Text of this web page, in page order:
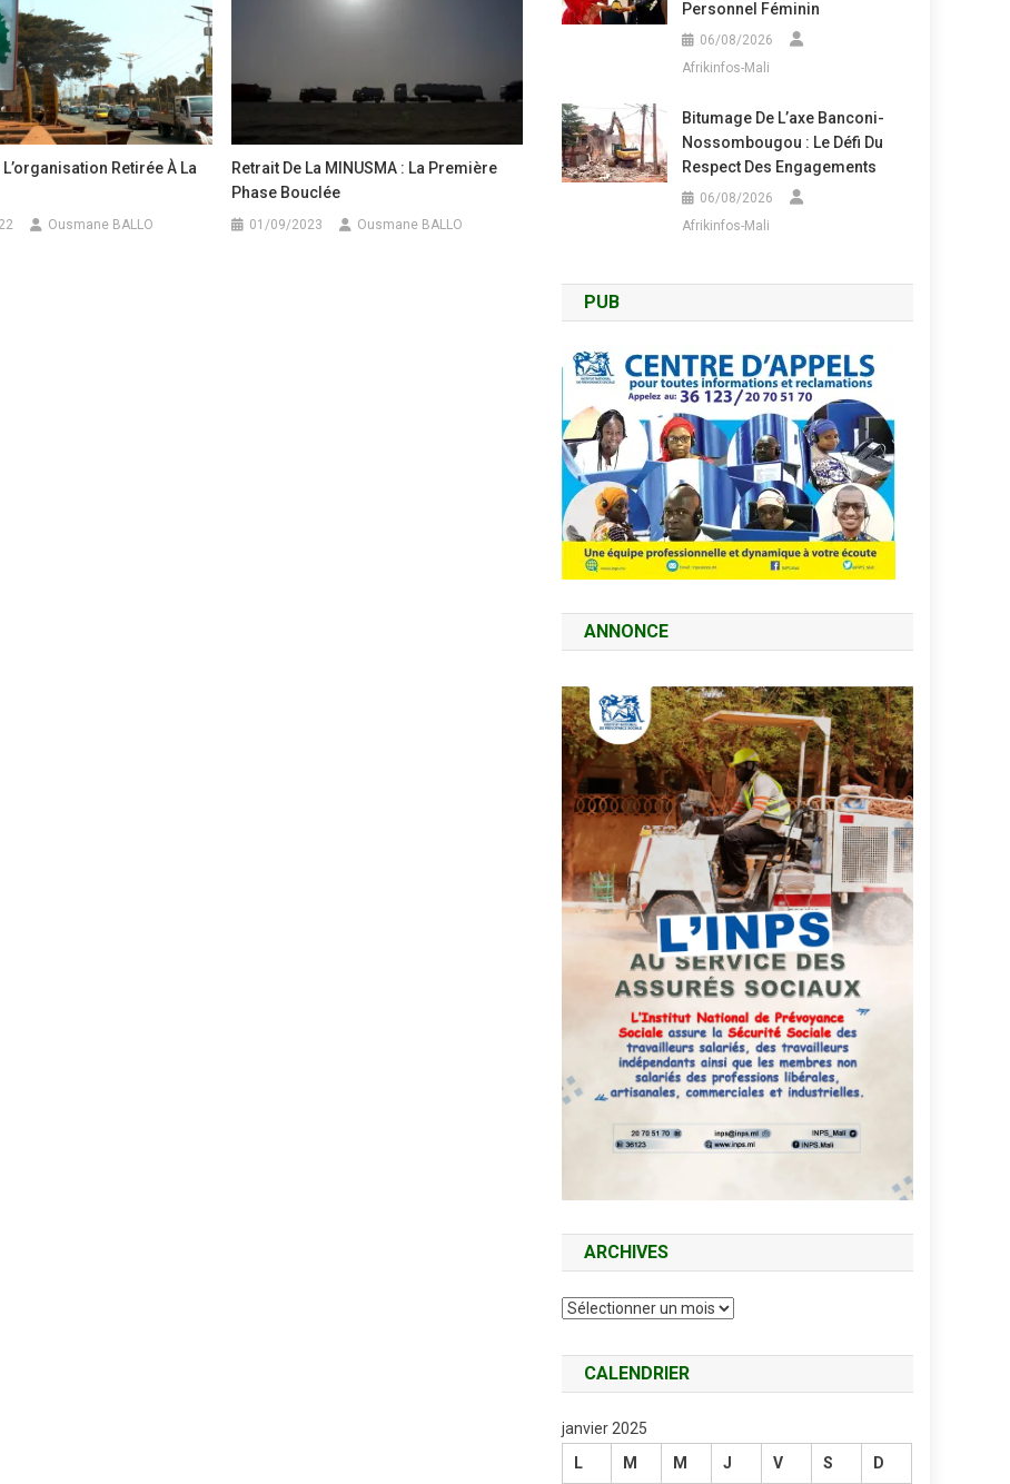
L’organisation Retirée À La
Ousmane BALLO
Retrait De La MINUSMA : La Première
Phase Bouclée
01/09/2023 Ousmane BALLO
Personnel Féminin
06/08/2026
Afrikinfos-Mali
Bitumage De L’axe Banconi-
Nossombougou : Le Défi Du
Respect Des Engagements
06/08/2026
Afrikinfos-Mali
PUB
ANNONCE
ARCHIVES
Archives
CALENDRIER
janvier 2025
L
M M J V S D